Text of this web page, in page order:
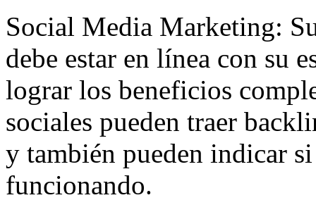
Social Media Marketing:
debe estar en línea con su
lograr los beneficios
sociales pueden traer
y también pueden indicar
funcionando.